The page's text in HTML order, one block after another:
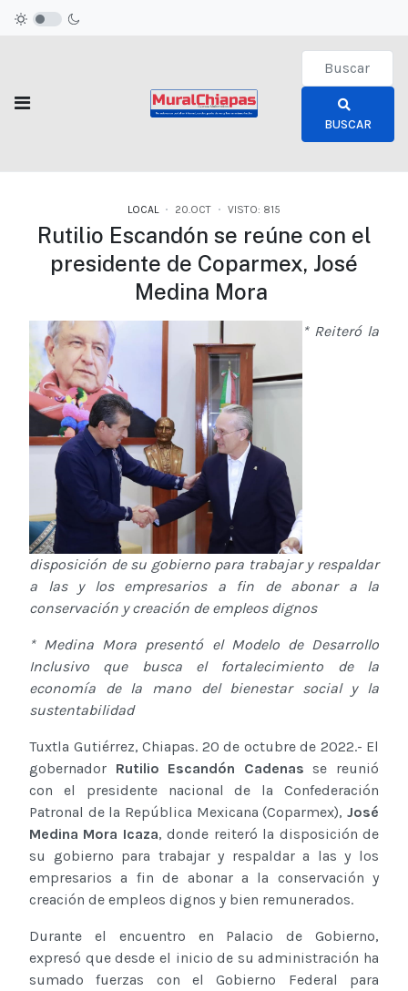
Type 2 or
BUSCAR
LOCAL 20.OCT VISTO: 815
Rutilio Escandón se reúne con el
presidente de Coparmex, José
Medina Mora
* Reiteró la
disposición de su gobierno para trabajar y respaldar
a las y los empresarios a fin de abonar a la
conservación y creación de empleos dignos
* Medina Mora presentó el Modelo de Desarrollo
Inclusivo que busca el fortalecimiento de la
economía de la mano del bienestar social y la
sustentabilidad
Tuxtla Gutiérrez, Chiapas. 20 de octubre de 2022.- El
gobernador Rutilio Escandón Cadenas se reunió
con el presidente nacional de la Confederación
Patronal de la República Mexicana (Coparmex), José
Medina Mora Icaza, donde reiteró la disposición de
su gobierno para trabajar y respaldar a las y los
empresarios a fin de abonar a la conservación y
creación de empleos dignos y bien remunerados.
Durante el encuentro en Palacio de Gobierno,
expresó que desde el inicio de su administración ha
sumado fuerzas con el Gobierno Federal para